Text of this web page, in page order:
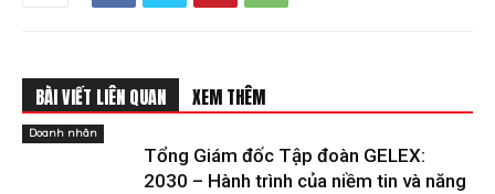
BÀI VIẾT LIÊN QUAN XEM THÊM
Doanh nhân
Tổng Giám đốc Tập đoàn GELEX:
2030 – Hành trình của niềm tin và năng